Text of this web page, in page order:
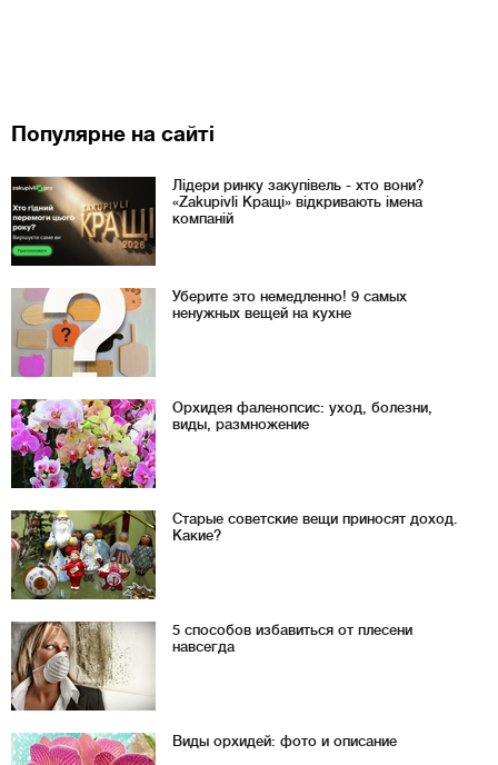
Популярне на сайті
Лідери ринку закупівель - хто вони?
«Zakupivli Кращі» відкривають імена
компаній
Уберите это немедленно! 9 самых
ненужных вещей на кухне
Орхидея фаленопсис: уход, болезни,
виды, размножение
Старые советские вещи приносят доход.
Какие?
5 способов избавиться от плесени
навсегда
Виды орхидей: фото и описание